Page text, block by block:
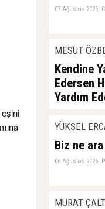
07 Ağustos 2026,
MESUT
Kendine
Edersen
Yardım
YÜKSEL
Biz ne
06 Ağustos 2026,
MURAT